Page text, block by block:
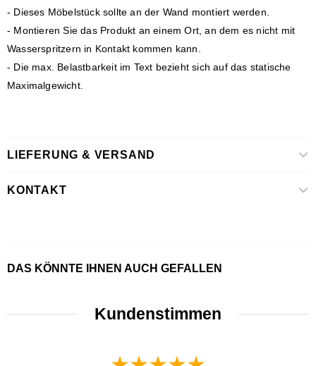
- Dieses Möbelstück sollte an der Wand montiert werden.
- Montieren Sie das Produkt an einem Ort, an dem es nicht mit
Wasserspritzern in Kontakt kommen kann.
- Die max. Belastbarkeit im Text bezieht sich auf das statische
Maximalgewicht.
LIEFERUNG & VERSAND
KONTAKT
DAS KÖNNTE IHNEN AUCH GEFALLEN
Kundenstimmen